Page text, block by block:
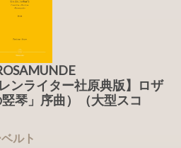
ンライター社原典版】ロザ
琴」序曲）（大型スコ
ルト